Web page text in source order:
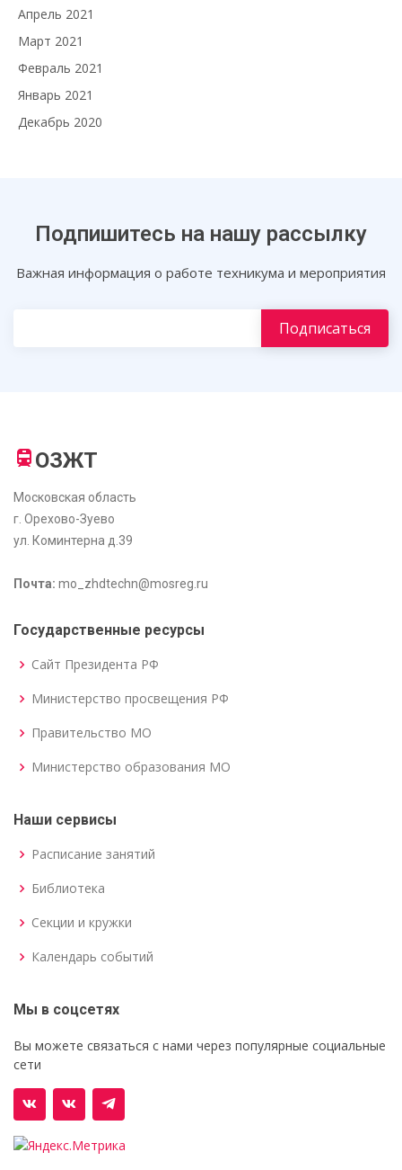
Апрель 2021
Март 2021
Февраль 2021
Январь 2021
Декабрь 2020
Подпишитесь на нашу рассылку
Важная информация о работе техникума и мероприятия
ОЗЖТ
Московская область
г. Орехово-Зуево
ул. Коминтерна д.39
Почта: mo_zhdtechn@mosreg.ru
Государственные ресурсы
Сайт Президента РФ
Министерство просвещения РФ
Правительство МО
Министерство образования МО
Наши сервисы
Расписание занятий
Библиотека
Секции и кружки
Календарь событий
Мы в соцсетях
Вы можете связаться с нами через популярные социальные
сети